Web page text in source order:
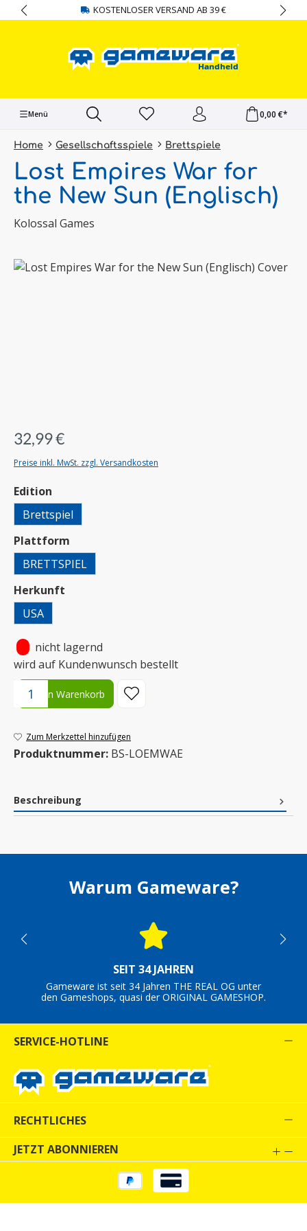
springen KOSTENLOSER VERSAND AB 39 €
Menü 0,00 €*
Home Gesellschaftsspiele Brettspiele
Lost Empires War for
the New Sun (Englisch)
Kolossal Games
Bildergalerie überspringen
32,99 €
Preise inkl. MwSt. zzgl. Versandkosten
Edition
Brettspiel
Plattform
BRETTSPIEL
Herkunft
USA
nicht lagernd
wird auf Kundenwunsch bestellt
Produkt Anzahl: Gib den gewünschten Wert ein oder benutze
In den Warenkorb
Zum Merkzettel hinzufügen
Produktnummer: BS-LOEMWAE
Beschreibung
Warum Gameware?
SEIT 34 JAHREN
Gameware ist seit 34 Jahren THE REAL OG unter
den Gameshops, quasi der ORIGINAL GAMESHOP.
SERVICE-HOTLINE
RECHTLICHES
JETZT ABONNIEREN